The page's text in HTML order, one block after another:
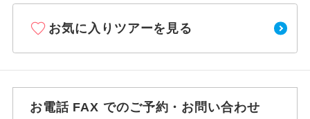
お気に入りツアーを見る
お電話 FAX でのご予約・お問い合わせ